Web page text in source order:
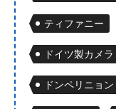
ティファニー
ドイツ製カメラ
ドンペリニョン